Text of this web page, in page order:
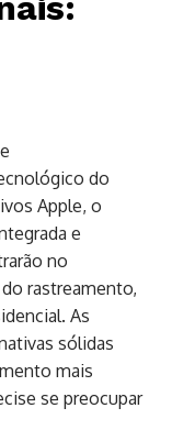
do
Apple, o
e
no
rastreamento,
As
sólidas
mais
se preocupar